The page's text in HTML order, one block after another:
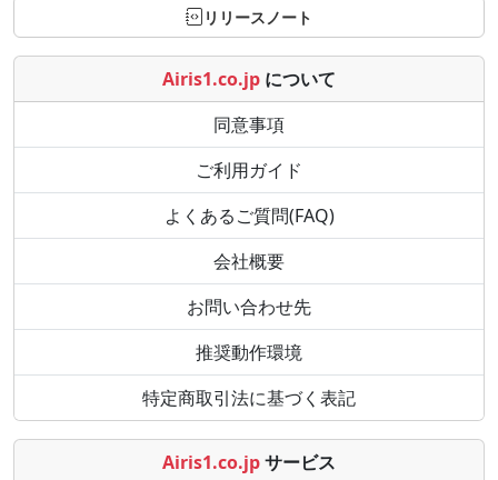
リリースノート
Airis1.co.jp について
同意事項
ご利用ガイド
よくあるご質問(FAQ)
会社概要
お問い合わせ先
推奨動作環境
特定商取引法に基づく表記
Airis1.co.jpサービス